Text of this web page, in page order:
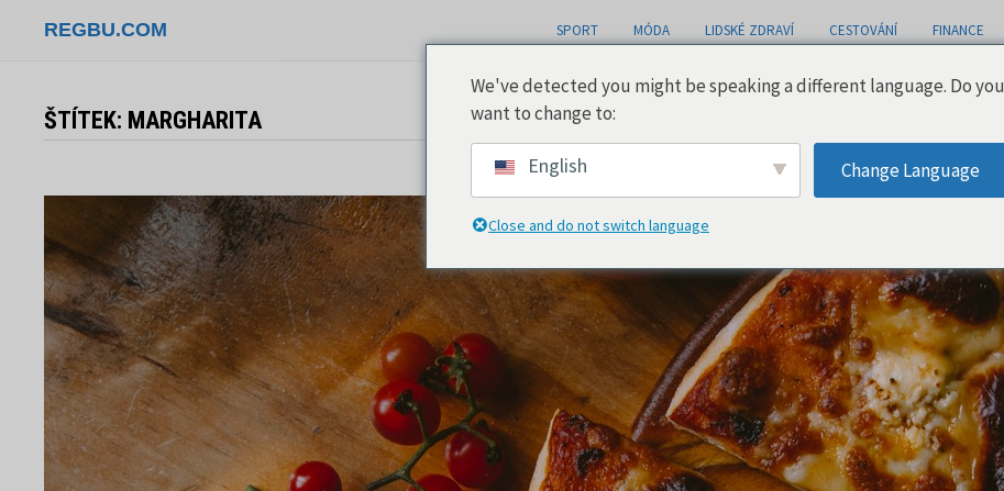
REGBU.COM SPORT MÓDA LIDSKÉ ZDRAVÍ CESTOVÁNÍ FINANCE
ŠTÍTEK: MARGHARITA
We've detected you might be speaking a different language. Do you
want to change to:
English Change Language
Close and do not switch language